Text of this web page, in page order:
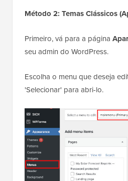
Método 2: Temas Clássicos
Primeiro, vá para a página
seu admin do WordPress.
Escolha o menu que deseja
'Selecionar' para abri-lo.